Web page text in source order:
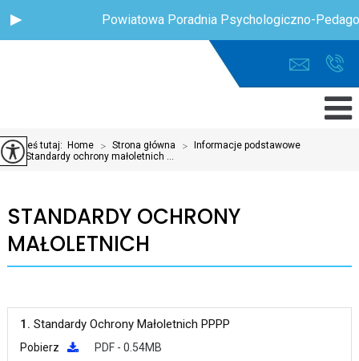
Powiatowa Poradnia Psychologiczno-
Jesteś tutaj: Home > Strona główna > Informacje podstawowe
> Standardy ochrony małoletnich ...
STANDARDY OCHRONY
MAŁOLETNICH
1. Standardy Ochrony Małoletnich PPPP
Pobierz PDF - 0.54MB